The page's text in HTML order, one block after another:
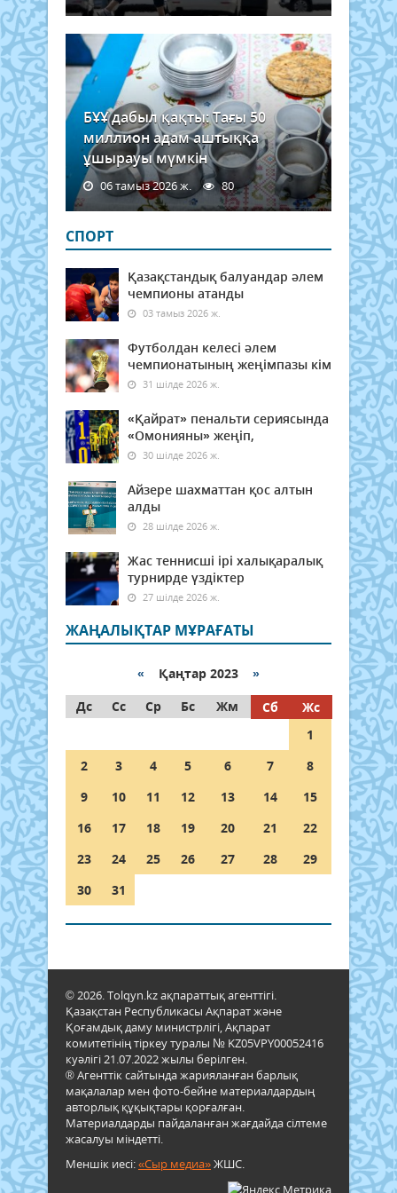
БҰҰ дабыл қақты: Тағы 50
миллион адам аштыққа
ұшырауы мүмкін
06 тамыз 2026 ж. 80
СПОРТ
Қазақстандық балуандар әлем
чемпионы атанды
03 тамыз 2026 ж.
Футболдан келесі әлем
чемпионатының жеңімпазы кім
31 шілде 2026 ж.
«Қайрат» пенальти сериясында
«Омонияны» жеңіп,
30 шілде 2026 ж.
Айзере шахматтан қос алтын
алды
28 шілде 2026 ж.
Жас теннисші ірі халықаралық
турнирде үздіктер
27 шілде 2026 ж.
ЖАҢАЛЫҚТАР МҰРАҒАТЫ
« Қаңтар 2023 »
Дс
Сс Ср Бс Жм Сб
Жс
1
2
3 4 5 6 7
8
9
10 11 12 13 14
15
16
17 18 19 20 21
22
23
24 25 26 27 28
29
30
31
© 2026. Tolqyn.kz ақпараттық агенттігі.
Қазақстан Республикасы Ақпарат және
Қоғамдық даму министрлігі, Ақпарат
комитетінің тіркеу туралы № KZ05VPY00052416
куәлігі 21.07.2022 жылы берілген.
® Агенттік сайтында жарияланған барлық
мақалалар мен фото-бейне материалдардың
авторлық құқықтары қорғалған.
Материалдарды пайдаланған жағдайда сілтеме
жасалуы міндетті.
Меншік иесі:«Сыр медиа»ЖШС.